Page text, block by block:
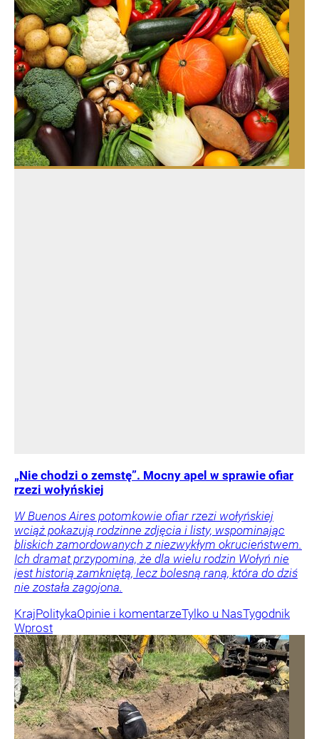
„Nie chodzi o zemstę”. Mocny apel w sprawie ofiar
rzezi wołyńskiej
W Buenos Aires potomkowie ofiar rzezi wołyńskiej
wciąż pokazują rodzinne zdjęcia i listy, wspominając
bliskich zamordowanych z niezwykłym okrucieństwem.
Ich dramat przypomina, że dla wielu rodzin Wołyń nie
jest historią zamkniętą, lecz bolesną raną, która do dziś
nie została zagojona.
KrajPolitykaOpinie i komentarzeTylko u NasTygodnik
Wprost